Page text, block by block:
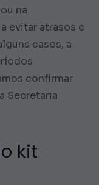
na
evitar atrasos e
casos, a
confirmar
Secretaria
kit